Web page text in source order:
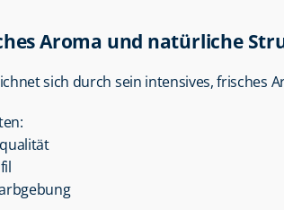
Aroma und natürliche
sich durch sein intensives, frisches